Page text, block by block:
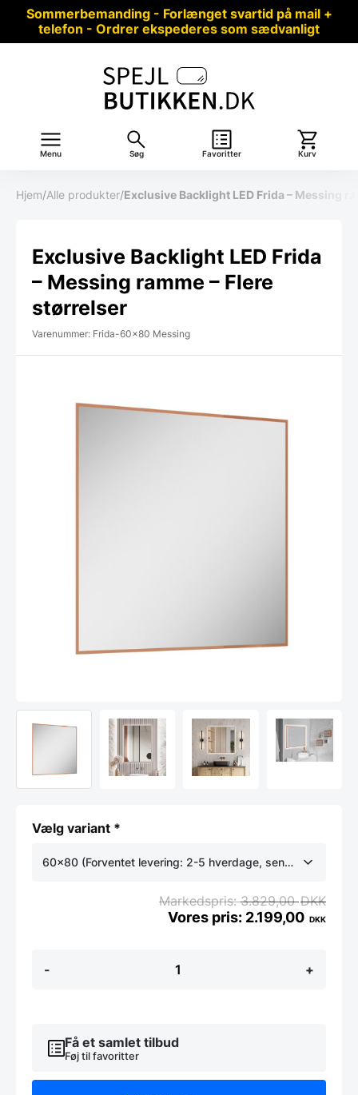
Sommerbemanding - Forlænget svartid på mail +
telefon - Ordrer ekspederes som sædvanligt
Menu Søg Favoritter Kurv
Hjem/Alle produkter/Exclusive Backlight LED Frida – Messing
Exclusive Backlight LED Frida
– Messing ramme – Flere
størrelser
Varenummer: Frida-60x80 Messing
Vælg variant *
60x80 (Forventet levering: 2-5 hverdage, sendes fra
-
Backlight
ramme
størrelser
+
3.829,00DKK
2.199,00 DKK
Få et samlet tilbud
Føj til favoritter